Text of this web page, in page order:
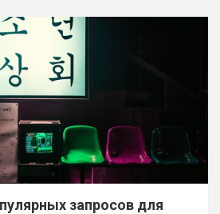
запросов для